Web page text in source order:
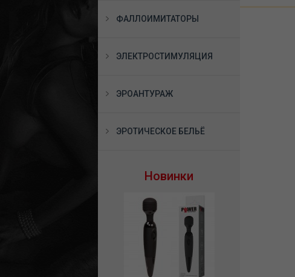
ФАЛЛОИМИТАТОРЫ
ЭЛЕКТРОСТИМУЛЯЦИЯ
ЭРОАНТУРАЖ
ЭРОТИЧЕСКОЕ БЕЛЬЁ
Новинки